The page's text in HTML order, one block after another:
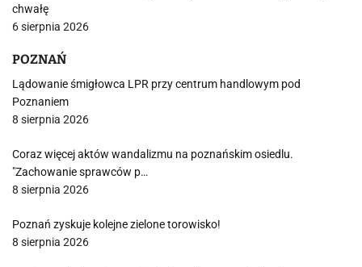
chwałę
6 sierpnia 2026
POZNAŃ
Lądowanie śmigłowca LPR przy centrum handlowym pod
Poznaniem
8 sierpnia 2026
Coraz więcej aktów wandalizmu na poznańskim osiedlu.
"Zachowanie sprawców p…
8 sierpnia 2026
Poznań zyskuje kolejne zielone torowisko!
8 sierpnia 2026